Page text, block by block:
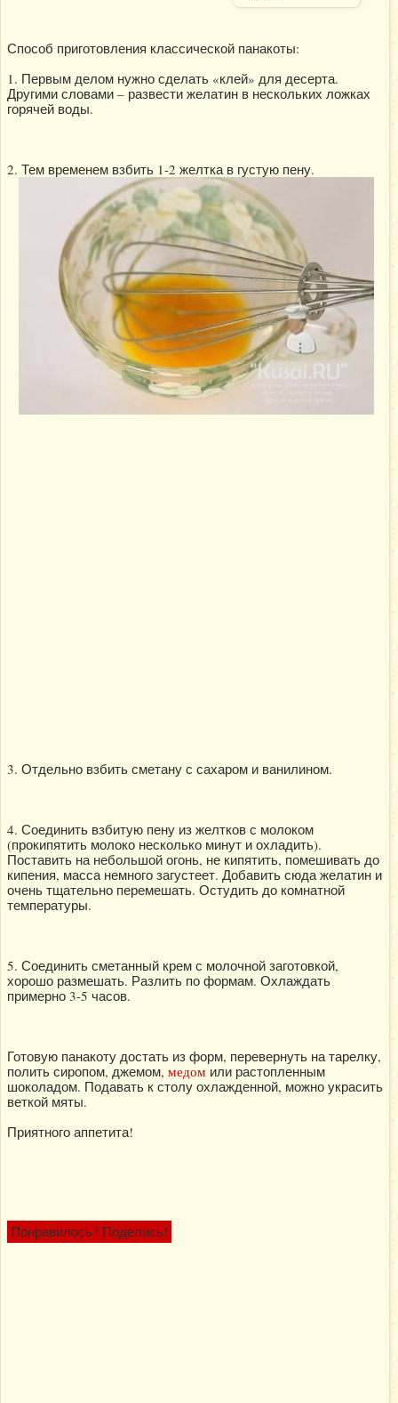
Способ приготовления классической панакоты:
1. Первым делом нужно сделать «клей» для десерта.
Другими словами – развести желатин в нескольких ложках
горячей воды.
2. Тем временем взбить 1-2 желтка в густую пену.
3. Отдельно взбить сметану с сахаром и ванилином.
4. Соединить взбитую пену из желтков с молоком
(прокипятить молоко несколько минут и охладить).
Поставить на небольшой огонь, не кипятить, помешивать до
кипения, масса немного загустеет. Добавить сюда желатин и
очень тщательно перемешать. Остудить до комнатной
температуры.
5. Соединить сметанный крем с молочной заготовкой,
хорошо размешать. Разлить по формам. Охлаждать
примерно 3-5 часов.
Готовую панакоту достать из форм, перевернуть на тарелку,
полить сиропом, джемом, медом или растопленным
шоколадом. Подавать к столу охлажденной, можно украсить
веткой мяты.
Приятного аппетита!
Понравилось? Поделись!